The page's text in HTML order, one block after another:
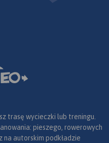
trasę wycieczki lub treningu.
pieszego, rowerowych
na autorskim podkładzie